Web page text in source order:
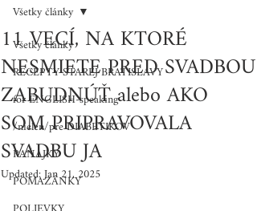
Všetky články
RECEPTY STAREJ BRATISLAVY
for ENGLISH-speaking
/nielen/pre DIABETIKOV
RAŇAJKY
POMAZÁNKY
Všetky články
11 VECÍ, NA KTORÉ
NESMIETE PRED SVADBOU
ZABUDNÚŤ alebo AKO
SOM PRIPRAVOVALA
SVADBU JA
Updated:Jan 21, 2025